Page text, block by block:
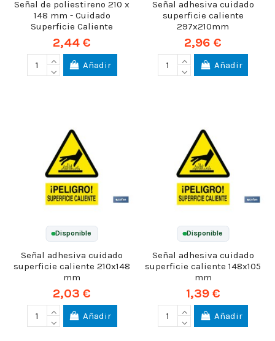
Señal de poliestireno 210 x
148 mm - Cuidado
Superficie Caliente
2,44 €
Añadir
Señal adhesiva cuidado
superficie caliente
297x210mm
2,96 €
Añadir
Disponible
Señal adhesiva cuidado
superficie caliente 210x148
mm
2,03 €
Añadir
Disponible
Señal adhesiva cuidado
superficie caliente 148x105
mm
1,39 €
Añadir